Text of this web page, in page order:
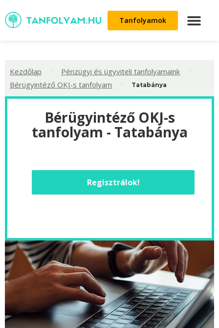
Tanfolyamok
Kezdőlap Pénzügyi és ügyviteli tanfolyamaink
Bérügyintéző OKJ-s tanfolyam Tatabánya
Bérügyintéző OKJ-s
tanfolyam - Tatabánya
Regisztrálok!